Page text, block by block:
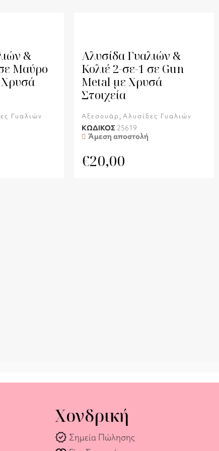
&
Μαύρο
Γυαλιών
Αλυσίδα Γυαλιών &
Κολιέ 2-σε-1 σε Gun
Metal με Χρυσά
Στοιχεία
Αξεσουάρ, Αλυσίδες Γυαλιών
ΚΩΔΙΚΟΣ 25619
Άμεση αποστολή
€20,00
Χονδρική
verified Σημεία Πώλησης